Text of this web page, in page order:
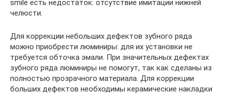
smile есть недостаток: отсутствие имитации нижней
челюсти.
Для коррекции небольших дефектов зубного ряда
можно приобрести люминиры: для их установки не
требуется обточка эмали. При значительных дефектах
зубного ряда люминиры не помогут, так как сделаны из
полностью прозрачного материала. Для коррекции
больших дефектов необходимы керамические накладки